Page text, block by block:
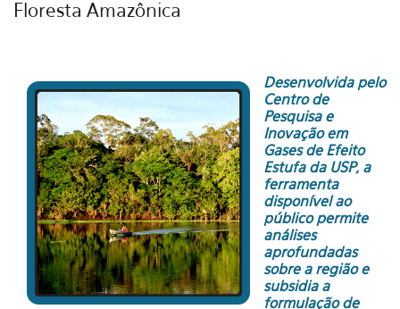
Floresta Amazônica
Desenvolvida pelo
Centro de
Pesquisa e
Inovação em
Gases de Efeito
Estufa da USP, a
ferramenta
disponível ao
público permite
análises
aprofundadas
sobre a região e
subsidia a
formulação de